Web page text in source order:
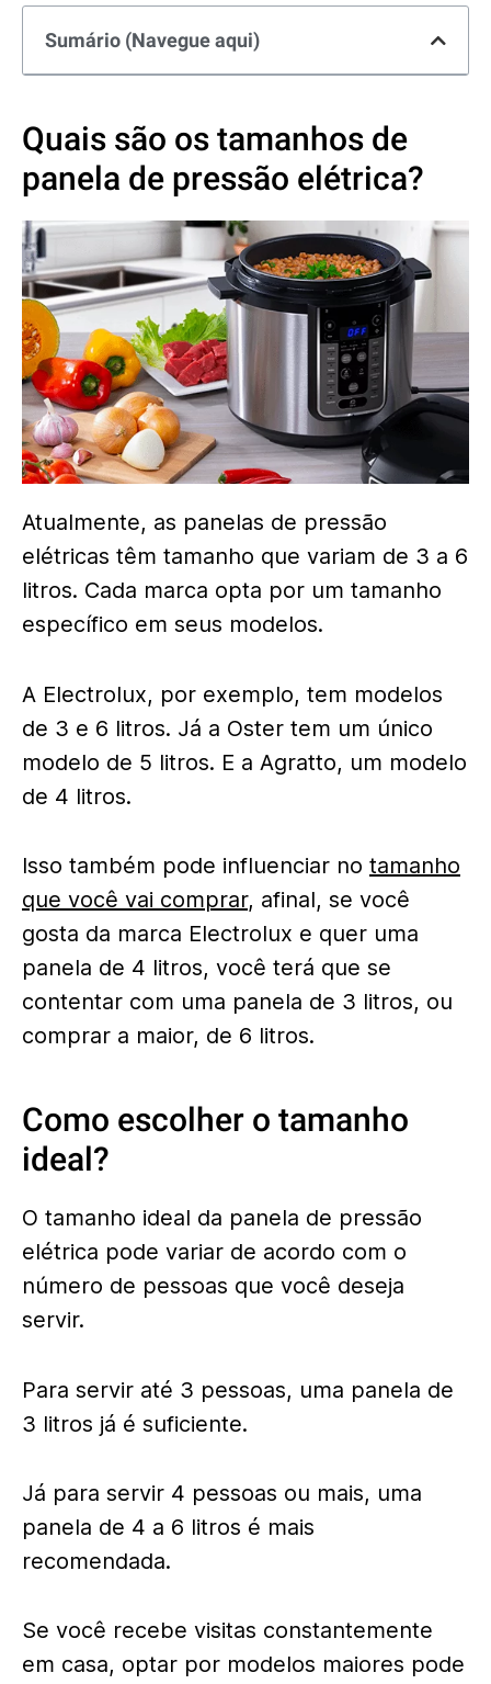
Sumário (Navegue aqui)
Quais são os tamanhos de
panela de pressão elétrica?
Atualmente, as panelas de pressão
elétricas têm tamanho que variam de 3 a 6
litros. Cada marca opta por um tamanho
específico em seus modelos.
A Electrolux, por exemplo, tem modelos
de 3 e 6 litros. Já a Oster tem um único
modelo de 5 litros. E a Agratto, um modelo
de 4 litros.
Isso também pode influenciar no tamanho
que você vai comprar, afinal, se você
gosta da marca Electrolux e quer uma
panela de 4 litros, você terá que se
contentar com uma panela de 3 litros, ou
comprar a maior, de 6 litros.
Como escolher o tamanho
ideal?
O tamanho ideal da panela de pressão
elétrica pode variar de acordo com o
número de pessoas que você deseja
servir.
Para servir até 3 pessoas, uma panela de
3 litros já é suficiente.
Já para servir 4 pessoas ou mais, uma
panela de 4 a 6 litros é mais
recomendada.
Se você recebe visitas constantemente
em casa, optar por modelos maiores pode